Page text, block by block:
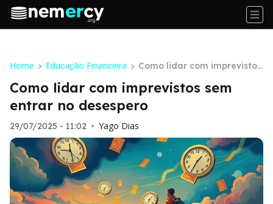
Home > Educação Financeira > Como lidar com imprevistos
sem entrar no desespero
Como lidar com imprevistos sem
entrar no desespero
29/07/2025 - 11:02 • Yago Dias